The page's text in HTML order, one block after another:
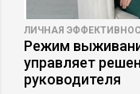
ЛИЧНАЯ
Режим
управляет
руководителя